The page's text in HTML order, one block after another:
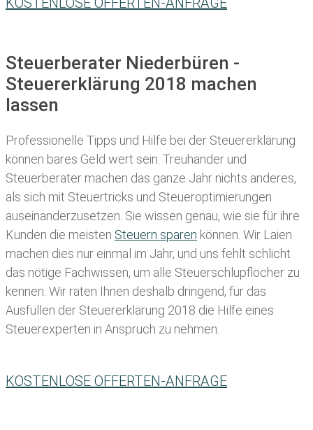
Steuerberater Niederbüren -
Steuererklärung 2018 machen
lassen
Professionelle Tipps und Hilfe bei der Steuererklärung
können bares Geld wert sein. Treuhänder und
Steuerberater machen das ganze Jahr nichts anderes,
als sich mit Steuertricks und Steueroptimierungen
auseinanderzusetzen. Sie wissen genau, wie sie für ihre
Kunden die meisten Steuern sparen können. Wir Laien
machen dies nur einmal im Jahr, und uns fehlt schlicht
das nötige Fachwissen, um alle Steuerschlupflöcher zu
kennen. Wir raten Ihnen deshalb dringend, für das
Ausfüllen der Steuererklärung 2018 die Hilfe eines
Steuerexperten in Anspruch zu nehmen.
KOSTENLOSE OFFERTEN-ANFRAGE